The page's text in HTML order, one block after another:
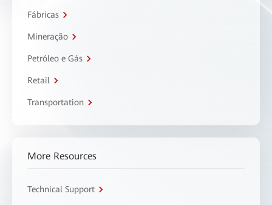
Fábricas
Mineração
Petróleo e Gás
Retail
Transportation
More Resources
Technical Support